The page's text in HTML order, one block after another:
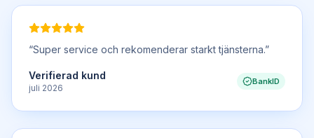
“Super service och rekomenderar starkt tjänsterna.”
Verifierad kund
juli 2026
BankID